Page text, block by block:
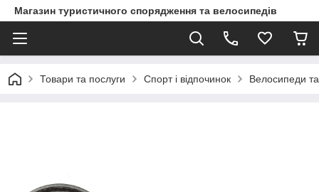
Магазин туристичного спорядження та велосипедів
Товари та послуги Спорт і відпочинок Велосипеди